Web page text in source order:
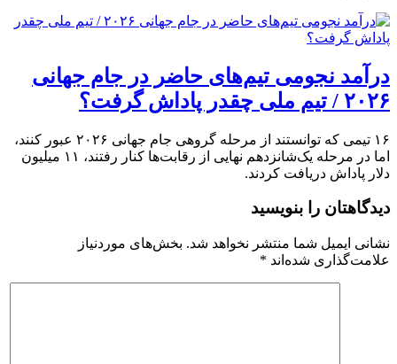
درآمد نجومی تیم‌های حاضر در جام جهانی
۲۰۲۶ / تیم ملی چقدر پاداش گرفت؟
۱۶ تیمی که توانستند از مرحله گروهی جام جهانی ۲۰۲۶ عبور کنند،
اما در مرحله یک‌شانزدهم نهایی از رقابت‌ها کنار رفتند، ۱۱ میلیون
دلار پاداش دریافت کردند.
دیدگاهتان را بنویسید
نشانی ایمیل شما منتشر نخواهد شد. بخش‌های موردنیاز
علامت‌گذاری شده‌اند *